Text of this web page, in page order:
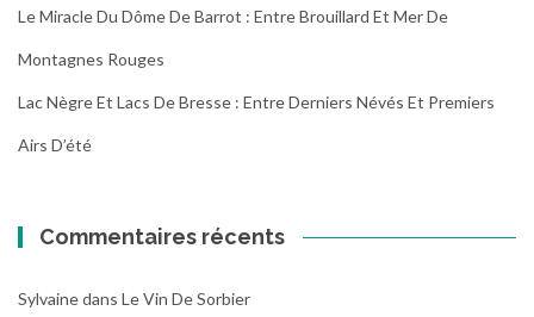
Le Miracle Du Dôme De Barrot : Entre Brouillard Et Mer De
Montagnes Rouges
Lac Nègre Et Lacs De Bresse : Entre Derniers Névés Et Premiers
Airs D’été
Commentaires récents
Sylvainedans Le Vin De Sorbier